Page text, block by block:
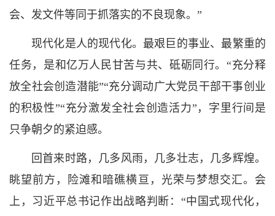
会、发文件等同于抓落实的不良现象。”
现代化是人的现代化。最艰巨的事业、最繁重的
任务，是和亿万人民甘苦与共、砥砺同行。“充分释
放全社会创造潜能”“充分调动广大党员干部干事创业
的积极性”“充分激发全社会创造活力”，字里行间是
只争朝夕的紧迫感。
回首来时路，几多风雨，几多壮志，几多辉煌。
眺望前方，险滩和暗礁横亘，光荣与梦想交汇。会
上，习近平总书记作出战略判断：“中国式现代化，